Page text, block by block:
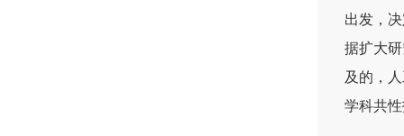
出发，
据扩大
及的，
学科共